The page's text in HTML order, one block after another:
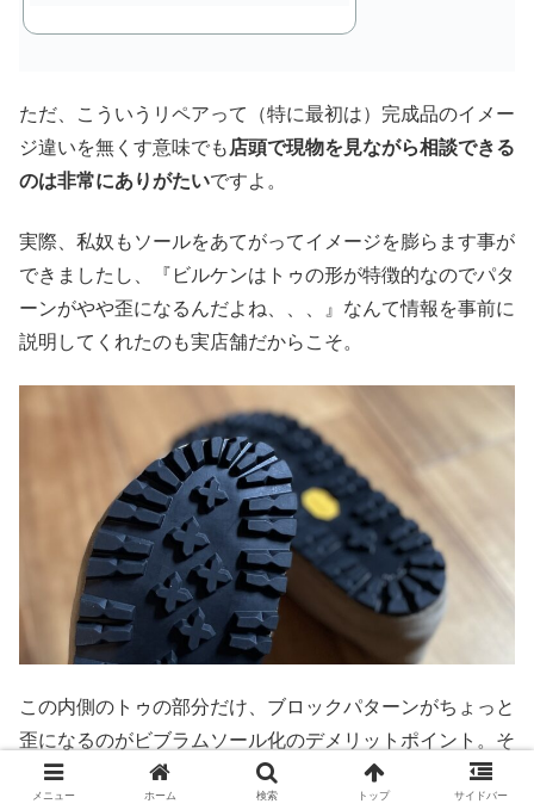
ただ、こういうリペアって（特に最初は）完成品のイメー
ジ違いを無くす意味でも 店頭で現物を見ながら相談できる
のは非常にありがたいですよ。
実際、私奴もソールをあてがってイメージを膨らます事が
できましたし、『ビルケンはトゥの形が特徴的なのでパタ
ーンがやや歪になるんだよね、、、』なんて情報を事前に
説明してくれたのも実店舗だからこそ。
この内側のトゥの部分だけ、ブロックパターンがちょっと
歪になるのがビブラムソール化のデメリットポイント。そ
う言われると、気になるっちゃ気になるかな（爆）
メニュー ホーム 検索 トップ サイドバー